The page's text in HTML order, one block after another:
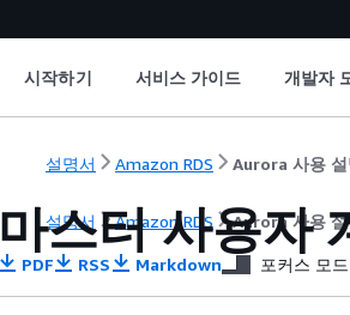
시작하기 서비스 가이드 개발자
설명서 Amazon RDS Aurora 사용 설
설명서 Amazon RDS Aurora 사용 설
마스터 사용자
PDF RSS Markdown 포커스 모드